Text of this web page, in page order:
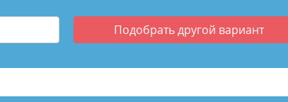
Подобратьдругой вариант